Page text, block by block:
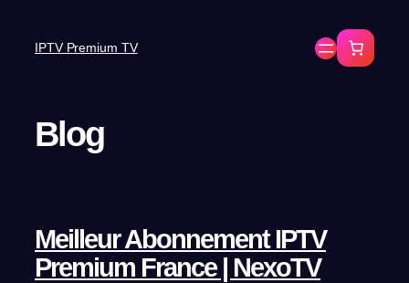
IPTV Premium TV
Blog
Meilleur Abonnement IPTV
Premium France | NexoTV